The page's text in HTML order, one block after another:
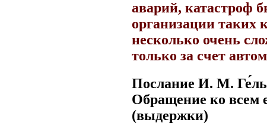
аварий, катастроф
организации таких
несколько очень
только за счет
Послание И. М.
Обращение ко всем
(выдержки)